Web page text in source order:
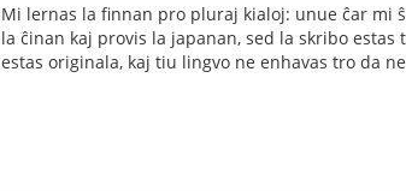
Mi lernas la finnan pro pluraj kialoj: unue ĉar mi
la ĉinan kaj provis la japanan, sed la skribo
estas originala, kaj tiu lingvo ne enhavas tro da